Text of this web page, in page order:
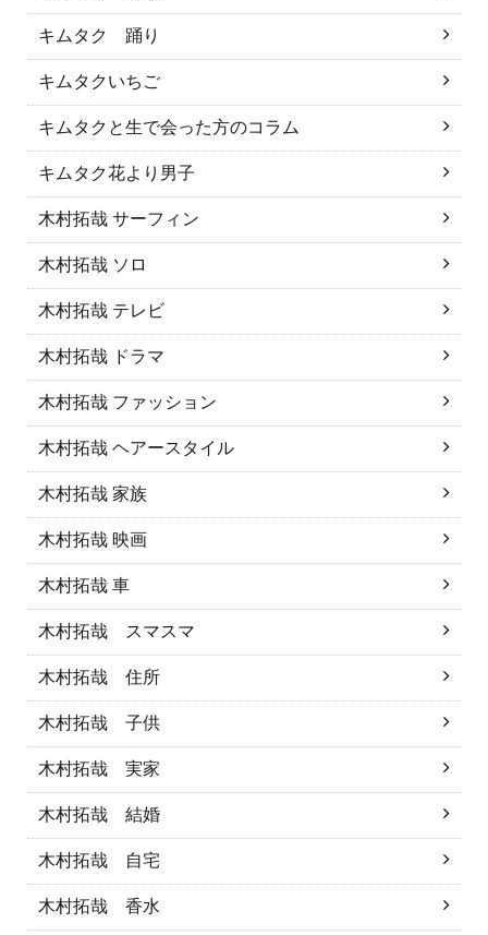
キムタク 踊り
キムタクいちご
キムタクと生で会った方のコラム
キムタク花より男子
木村拓哉 サーフィン
木村拓哉 ソロ
木村拓哉 テレビ
木村拓哉 ドラマ
木村拓哉 ファッション
木村拓哉 ヘアースタイル
木村拓哉 家族
木村拓哉 映画
木村拓哉 車
木村拓哉 スマスマ
木村拓哉 住所
木村拓哉 子供
木村拓哉 実家
木村拓哉 結婚
木村拓哉 自宅
木村拓哉 香水